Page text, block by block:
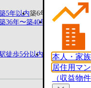
5年以内築6年〜築10年築11
36年〜築40年
築41年〜築45年
徒歩5分以内 駅徒歩6分〜駅
本人・家
居住用マ
（収益物件